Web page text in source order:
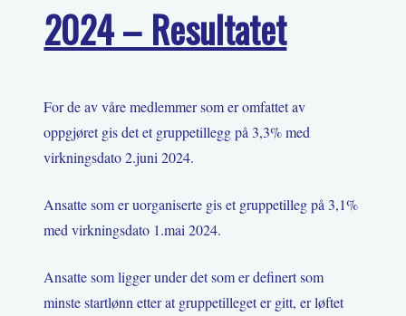
2024 – Resultatet
For de av våre medlemmer som er omfattet av
oppgjøret gis det et gruppetillegg på 3,3% med
virkningsdato 2.juni 2024.
Ansatte som er uorganiserte gis et gruppetilleg på 3,1%
med virkningsdato 1.mai 2024.
Ansatte som ligger under det som er definert som
minste startlønn etter at gruppetilleget er gitt, er løftet